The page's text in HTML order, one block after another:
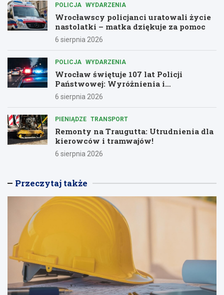
POLICJA WYDARZENIA
Wrocławscy policjanci uratowali życie
nastolatki – matka dziękuje za pomoc
6 sierpnia 2026
POLICJA WYDARZENIA
Wrocław świętuje 107 lat Policji
Państwowej: Wyróżnienia i
podziękowania dla bohaterów służby
6 sierpnia 2026
PIENIĄDZE TRANSPORT
Remonty na Traugutta: Utrudnienia dla
kierowców i tramwajów!
6 sierpnia 2026
Przeczytaj także